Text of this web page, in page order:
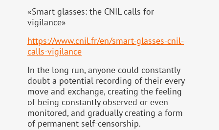
«Smart glasses: the CNIL calls for
vigilance»
https://www.cnil.fr/en/smart-glasses-cnil-
calls-vigilance
In the long run, anyone could constantly
doubt a potential recording of their every
move and exchange, creating the feeling
of being constantly observed or even
monitored, and gradually creating a form
of permanent self-censorship.